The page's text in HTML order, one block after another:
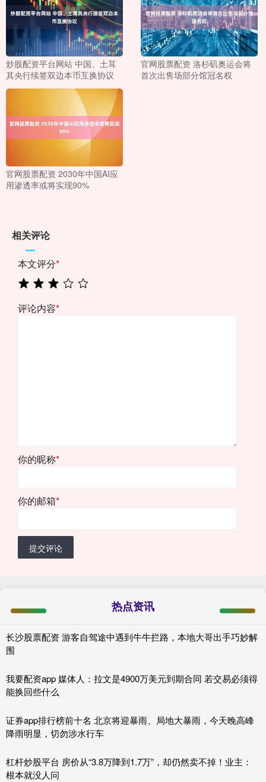
炒股配资平台网站 中国、土耳
其央行续签双边本币互换协议
官网股票配资 洛杉矶奥运会将
首次出售场部分馆冠名权
官网股票配资 2030年中国AI应
用渗透率或将实现90%
相关评论
本文评分*
评论内容*
你的昵称*
你的邮箱*
提交评论
热点资讯
长沙股票配资 游客自驾途中遇到牛牛拦路，本地大哥出手巧妙解
围
我要配资app 媒体人：拉文是4900万美元到期合同 若交易必须得
能换回些什么
证券app排行榜前十名 北京将迎暴雨、局地大暴雨，今天晚高峰
降雨明显，切勿涉水行车
杠杆炒股平台 房价从“3.8万降到1.7万”，却仍然卖不掉！业主：
根本就没人问